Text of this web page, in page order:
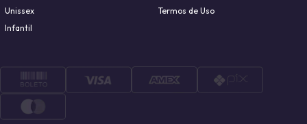
Unissex
Infantil
Termos de Uso